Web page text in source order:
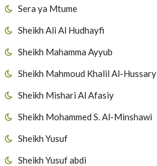
Sera ya Mtume
Sheikh Ali Al Hudhayfi
Sheikh Mahamma Ayyub
Sheikh Mahmoud Khalil Al-Hussary
Sheikh Mishari Al Afasiy
Sheikh Mohammed S. Al-Minshawi
Sheikh Yusuf
Sheikh Yusuf abdi